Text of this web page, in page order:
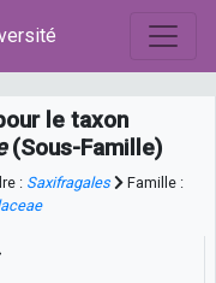
le taxon
(Sous-Famille)
: Saxifragales
Famille :